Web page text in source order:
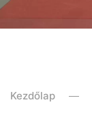
Kezdőlap